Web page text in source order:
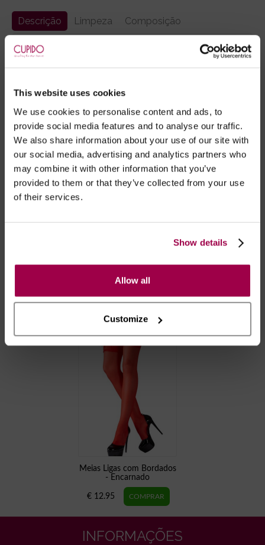
This website uses cookies
We use cookies to personalise content and ads, to
provide social media features and to analyse our traffic.
We also share information about your use of our site with
our social media, advertising and analytics partners who
may combine it with other information that you’ve
provided to them or that they’ve collected from your use
of their services.
Show details
Allow all
Customize
Descrição Limpeza Composição
Robe Emma, muito amoroso, produzido em tule
com detalhes em renda floral.
Inclui tanga a condizer.
Marca: Obsessive
- Embalagens 100% discretas
- *Entrega em 24 horas para pedidos antes das 16:00 h.
Possibilidade de atraso em épocas festivas.
RECOMENDAMOS
Meias Ligas com Bordados
- Encarnado
€ 12.95
INFORMAÇÕES